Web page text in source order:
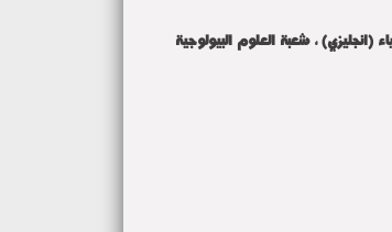
(انجليزي) ، شعبة العلوم البيولوجية